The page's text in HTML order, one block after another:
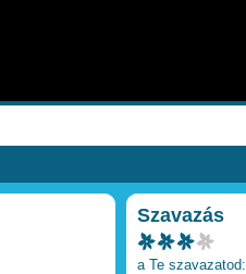
Szavazás
a Te szavazatod: